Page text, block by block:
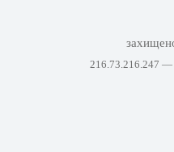
216.73.216.247 —